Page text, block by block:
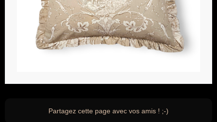
Partagez cette page avec vos amis ! ;-)